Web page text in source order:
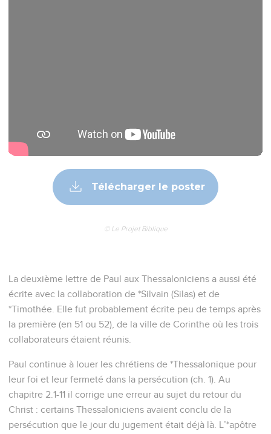
Télécharger le poster
© Le Projet Biblique
La deuxième lettre de Paul aux Thessaloniciens a aussi été
écrite avec la collaboration de *Silvain (Silas) et de
*Timothée. Elle fut probablement écrite peu de temps après
la première (en 51 ou 52), de la ville de Corinthe où les trois
collaborateurs étaient réunis.
Paul continue à louer les chrétiens de *Thessalonique pour
leur foi et leur fermeté dans la persécution (ch. 1). Au
chapitre 2.1-11 il corrige une erreur au sujet du retour du
Christ : certains Thessaloniciens avaient conclu de la
persécution que le jour du jugement était déjà là. L’*apôtre